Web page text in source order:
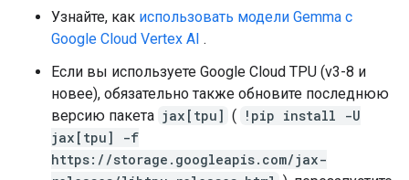
Узнайте, как использовать модели Gemma с
Google Cloud Vertex AI .
Если вы используете Google Cloud TPU (v3-8 и
новее), обязательно также обновите последнюю
версию пакета jax[tpu] ( !pip install -U
jax[tpu] -f
https://storage.googleapis.com/jax-